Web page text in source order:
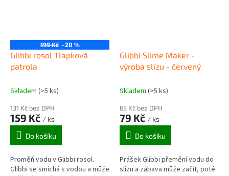
199 Kč –20 %
Glibbi rosol Tlapková
patrola
Skladem (>5 ks)
131 Kč bez DPH
159 Kč / ks
Do košíku
Proměň vodu v Glibbi rosol.
Glibbi se smíchá s vodou a může
Glibbi Slime Maker -
výroba slizu - červený
Skladem (>5 ks)
65 Kč bez DPH
79 Kč / ks
Do košíku
Prášek Glibbi přemění vodu do
slizu a zábava může začít, poté